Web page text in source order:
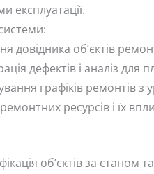
експлуатації.
довідника об’єктів
дефектів і аналіз
графіків ремонтів з
ресурсів і їх
об’єктів за станом